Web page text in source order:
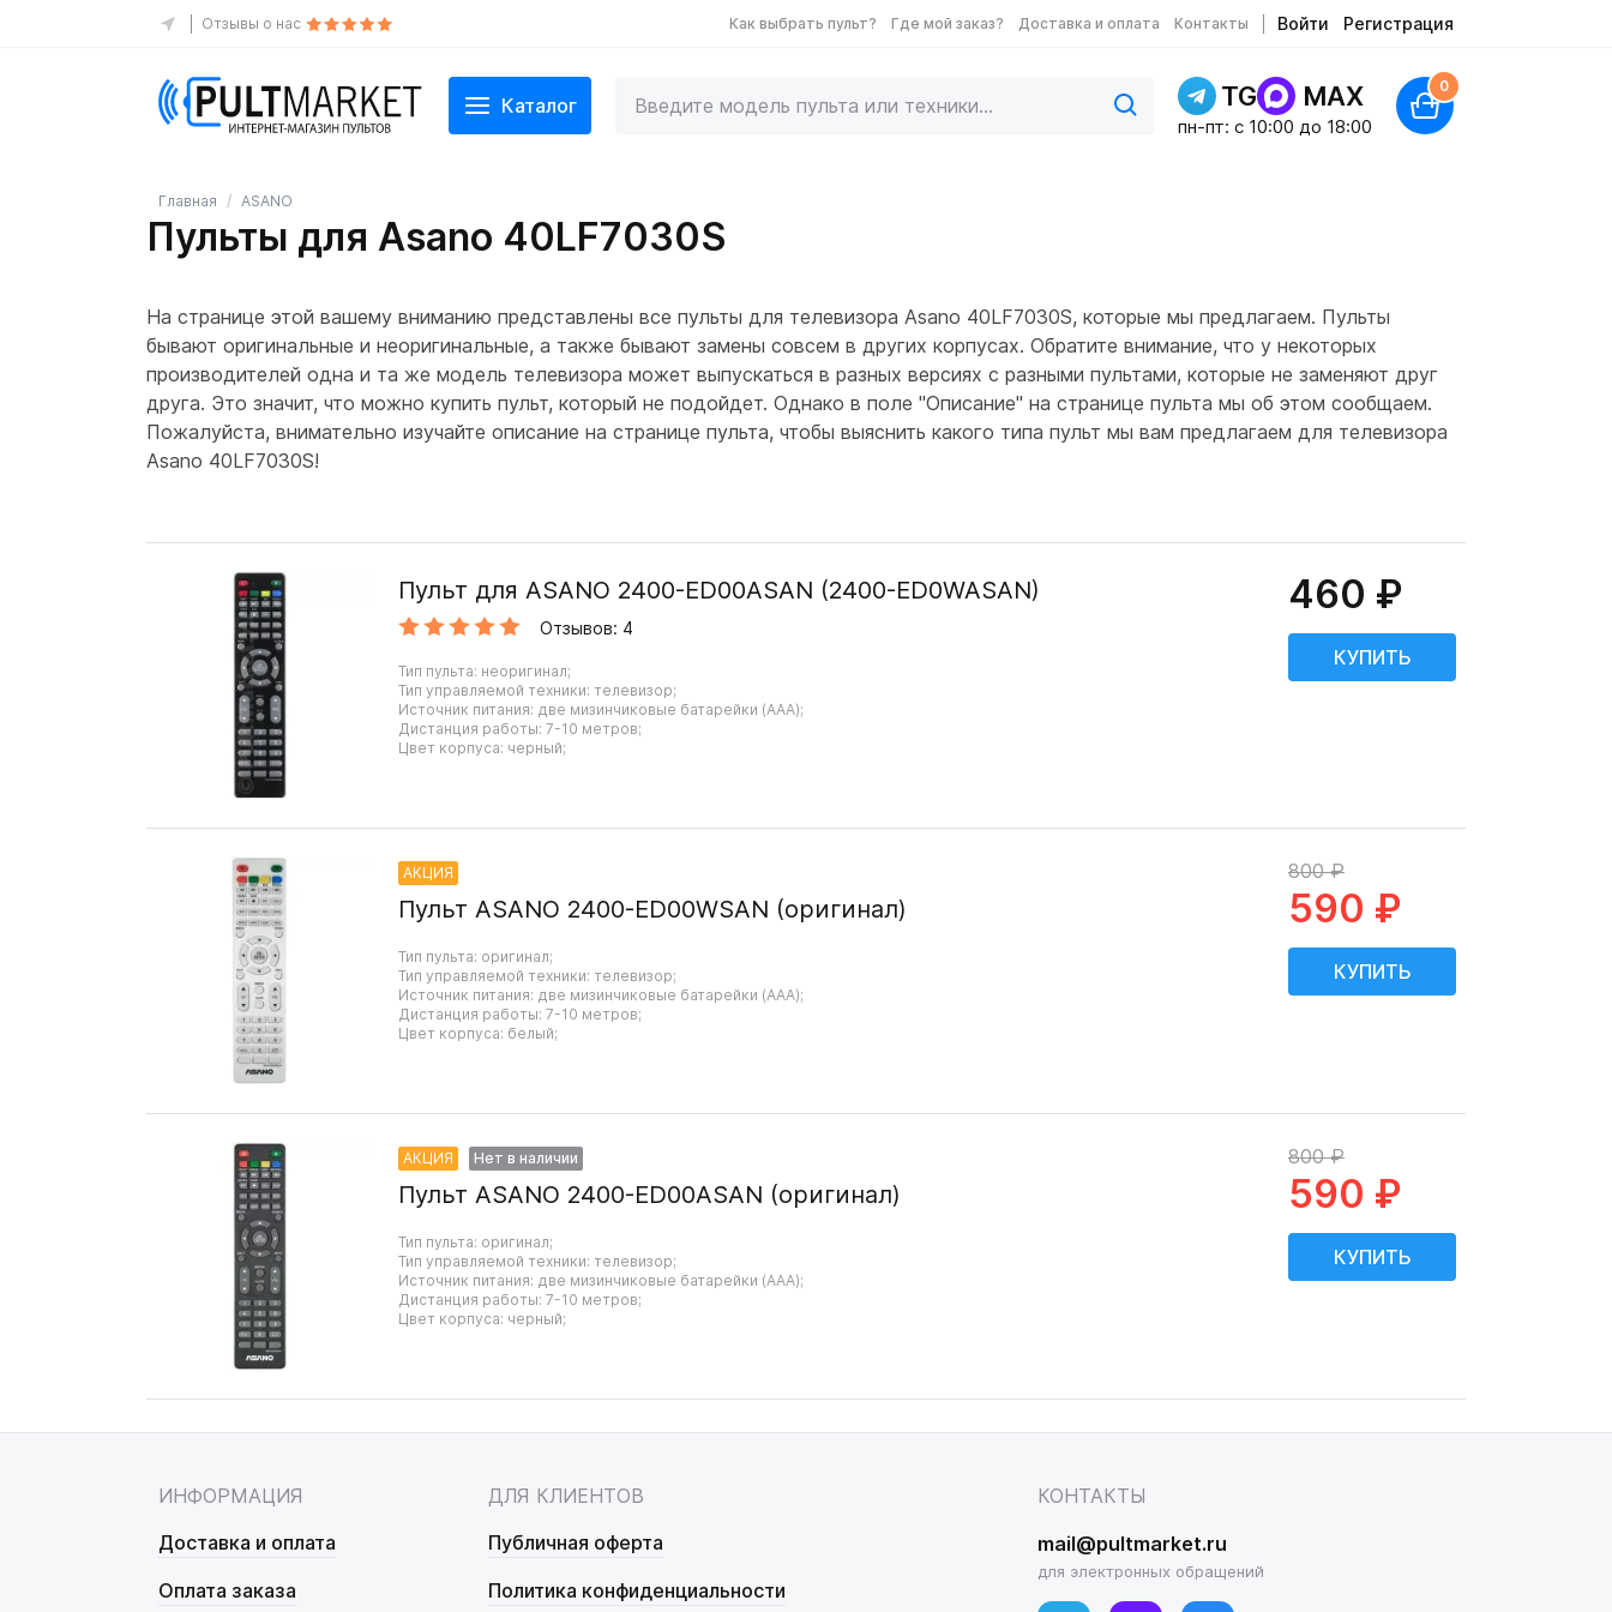
Отзывы о нас Как выбрать пульт? Где мой заказ? Доставка и оплата Контакты Войти Регистрация
Каталог TG MAX
пн-пт: c 10:00 до 18:00
0
Главная ASANO
Пульты для Asano 40LF7030S
На странице этой вашему вниманию представлены все пульты для телевизора Asano 40LF7030S, которые мы предлагаем. Пульты
бывают оригинальные и неоригинальные, а также бывают замены совсем в других корпусах. Обратите внимание, что у некоторых
производителей одна и та же модель телевизора может выпускаться в разных версиях с разными пультами, которые не заменяют друг
друга. Это значит, что можно купить пульт, который не подойдет. Однако в поле "Описание" на странице пульта мы об этом сообщаем.
Пожалуйста, внимательно изучайте описание на странице пульта, чтобы выяснить какого типа пульт мы вам предлагаем для телевизора
Asano 40LF7030S!
Пульт для ASANO 2400-ED00ASAN (2400-ED0WASAN)
Отзывов: 4
Тип пульта: неоригинал;
Тип управляемой техники: телевизор;
Источник питания: две мизинчиковые батарейки (AAA);
Дистанция работы: 7-10 метров;
Цвет корпуса: черный;
460 ₽
АКЦИЯ
Пульт ASANO 2400-ED00WSAN (оригинал)
Тип пульта: оригинал;
Тип управляемой техники: телевизор;
Источник питания: две мизинчиковые батарейки (AAA);
Дистанция работы: 7-10 метров;
Цвет корпуса: белый;
800 ₽
590 ₽
АКЦИЯ Нет в наличии
Пульт ASANO 2400-ED00ASAN (оригинал)
Тип пульта: оригинал;
Тип управляемой техники: телевизор;
Источник питания: две мизинчиковые батарейки (AAA);
Дистанция работы: 7-10 метров;
Цвет корпуса: черный;
800 ₽
590 ₽
ИНФОРМАЦИЯ
Доставка и оплата
Оплата заказа
ДЛЯ КЛИЕНТОВ
Публичная оферта
Политика конфиденциальности
КОНТАКТЫ
mail@pultmarket.ru
для электронных обращений